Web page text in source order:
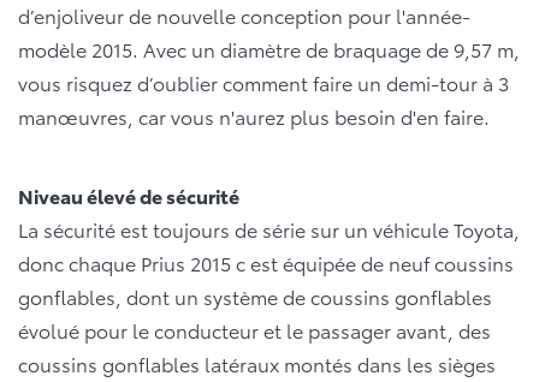
d’enjoliveur de nouvelle conception pour l'année-
modèle 2015. Avec un diamètre de braquage de 9,57 m,
vous risquez d’oublier comment faire un demi-tour à 3
manœuvres, car vous n'aurez plus besoin d'en faire.
Niveau élevé de sécurité
La sécurité est toujours de série sur un véhicule Toyota,
donc chaque Prius 2015 c est équipée de neuf coussins
gonflables, dont un système de coussins gonflables
évolué pour le conducteur et le passager avant, des
coussins gonflables latéraux montés dans les sièges